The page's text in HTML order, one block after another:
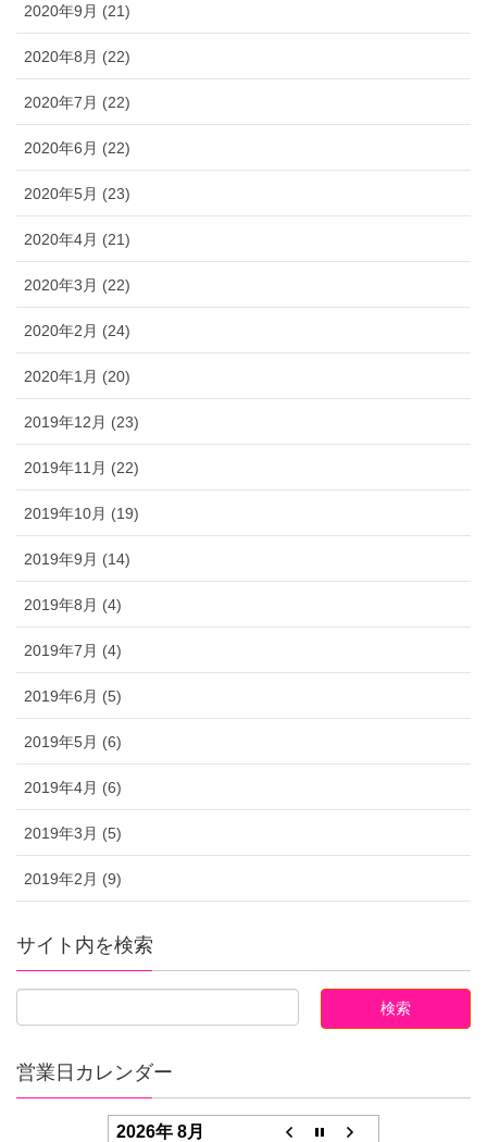
2020年9月 (21)
2020年8月 (22)
2020年7月 (22)
2020年6月 (22)
2020年5月 (23)
2020年4月 (21)
2020年3月 (22)
2020年2月 (24)
2020年1月 (20)
2019年12月 (23)
2019年11月 (22)
2019年10月 (19)
2019年9月 (14)
2019年8月 (4)
2019年7月 (4)
2019年6月 (5)
2019年5月 (6)
2019年4月 (6)
2019年3月 (5)
2019年2月 (9)
サイト内を検索
営業日カレンダー
2026年 8月